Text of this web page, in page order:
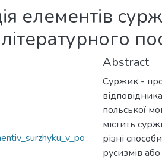
елементів
Abstract
Суржик -
польської
містить
різні
русизмів